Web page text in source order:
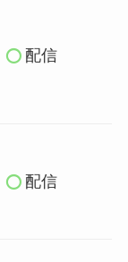
配信
配信